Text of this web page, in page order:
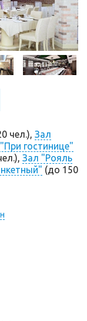
чел.), Зал
гостинице"
Зал "Рояль
(до 150